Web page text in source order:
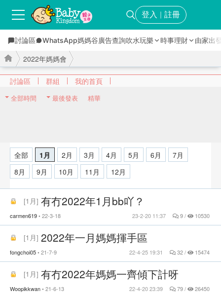
登入 ｜ 註冊
討論區 WhatsApp媽媽谷廣告查詢吹水玩樂 時事理財 由家出
討論區 群組 我的首頁
2022年媽媽會
全部時間 最後發表 精華
全部 1月 2月 3月 4月 5月 6月
7月
8月
9月 10月 11月 12月
[1月] 有冇2022年1月bb吖？
carmen619 22-3-18 9 / 10530
23-2-20 11:37
[1月] 2022年一月媽媽揮手區
fongchoi05 21-7-9 32 / 15474
22-4-25 19:31
[1月] 有冇2022年媽媽一齊傾下計呀
Woopikkwan 21-6-13 79 / 26450
22-4-20 23:39